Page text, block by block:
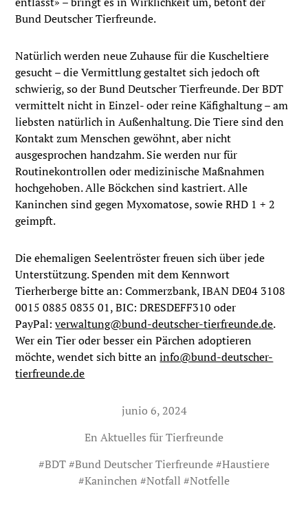
Bund Deutscher Tierfreunde.
Natürlich werden neue Zuhause für die Kuscheltiere
gesucht – die Vermittlung gestaltet sich jedoch oft
schwierig, so der Bund Deutscher Tierfreunde. Der BDT
vermittelt nicht in Einzel- oder reine Käfighaltung – am
liebsten natürlich in Außenhaltung. Die Tiere sind den
Kontakt zum Menschen gewöhnt, aber nicht
ausgesprochen handzahm. Sie werden nur für
Routinekontrollen oder medizinische Maßnahmen
hochgehoben. Alle Böckchen sind kastriert. Alle
Kaninchen sind gegen Myxomatose, sowie RHD 1 + 2
geimpft.
Die ehemaligen Seelentröster freuen sich über jede
Unterstützung. Spenden mit dem Kennwort
Tierherberge bitte an: Commerzbank, IBAN DE04 3108
0015 0885 0835 01, BIC: DRESDEFF310 oder
PayPal:verwaltung@bund-deutscher-tierfreunde.de.
Wer ein Tier oder besser ein Pärchen adoptieren
möchte, wendet sich bitte aninfo@bund-deutscher-
tierfreunde.de
junio 6, 2024
En Aktuelles für Tierfreunde
#BDT#Bund Deutscher Tierfreunde#Haustiere
#Kaninchen #Notfall #Notfelle